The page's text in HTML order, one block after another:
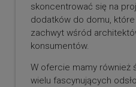
skoncentrować się na
dodatków do domu, które
zachwyt wśród
konsumentów.
W ofercie mamy również
wielu fascynujących